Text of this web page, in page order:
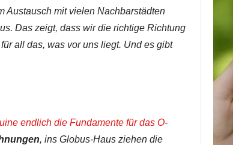
Austausch mit vielen Nachbarstädten
Das zeigt, dass wir die richtige Richtung
all das, was vor uns liegt. Und es gibt
endlich die Fundamente für das O-
, ins Globus-Haus ziehen die